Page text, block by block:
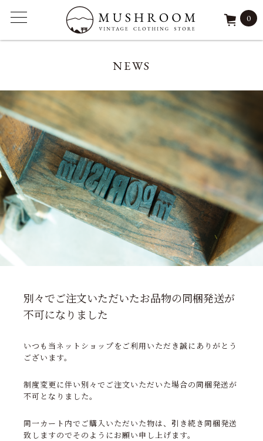
FEATURE
ARCHIVE
SOLD
REPAIR
STAFF
0
NEWS
別々でご注文いただいたお品物の同梱発送が
不可になりました
いつも当ネットショップをご利用いただき誠にありがとう
ございます。
制度変更に伴い別々でご注文いただいた場合の同梱発送が
不可となりました。
同一カート内でご購入いただいた物は、引き続き同梱発送
致しますのでそのようにお願い申し上げます。